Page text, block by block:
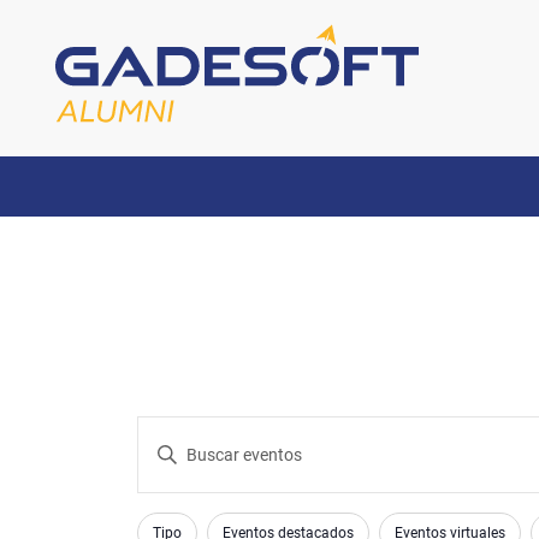
Navegación
de
Introduce
clave.
Filters
Changing
Tipo Eventos destacados Eventos virtuales